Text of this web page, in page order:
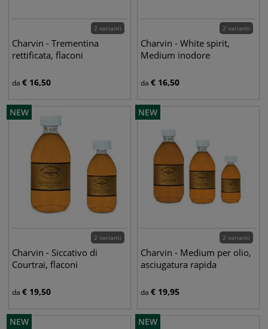
2 varianti
Charvin - Trementina
rettificata, flaconi
da € 16,50
2 varianti
Charvin - White spirit,
Medium inodore
da € 16,50
NEW
2 varianti
Charvin - Siccativo di
Courtrai, flaconi
da € 19,50
NEW
2 varianti
Charvin - Medium per olio,
asciugatura rapida
da € 19,95
NEW NEW